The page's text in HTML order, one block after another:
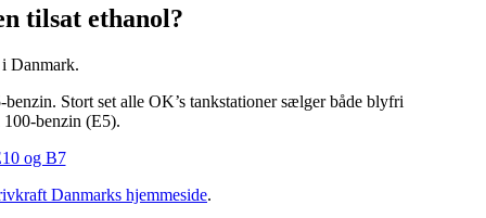
tilsat ethanol?
Danmark.
Stort set alle OK’s tankstationer sælger både blyfri
benzin (E5).
og B7
Danmarks hjemmeside.